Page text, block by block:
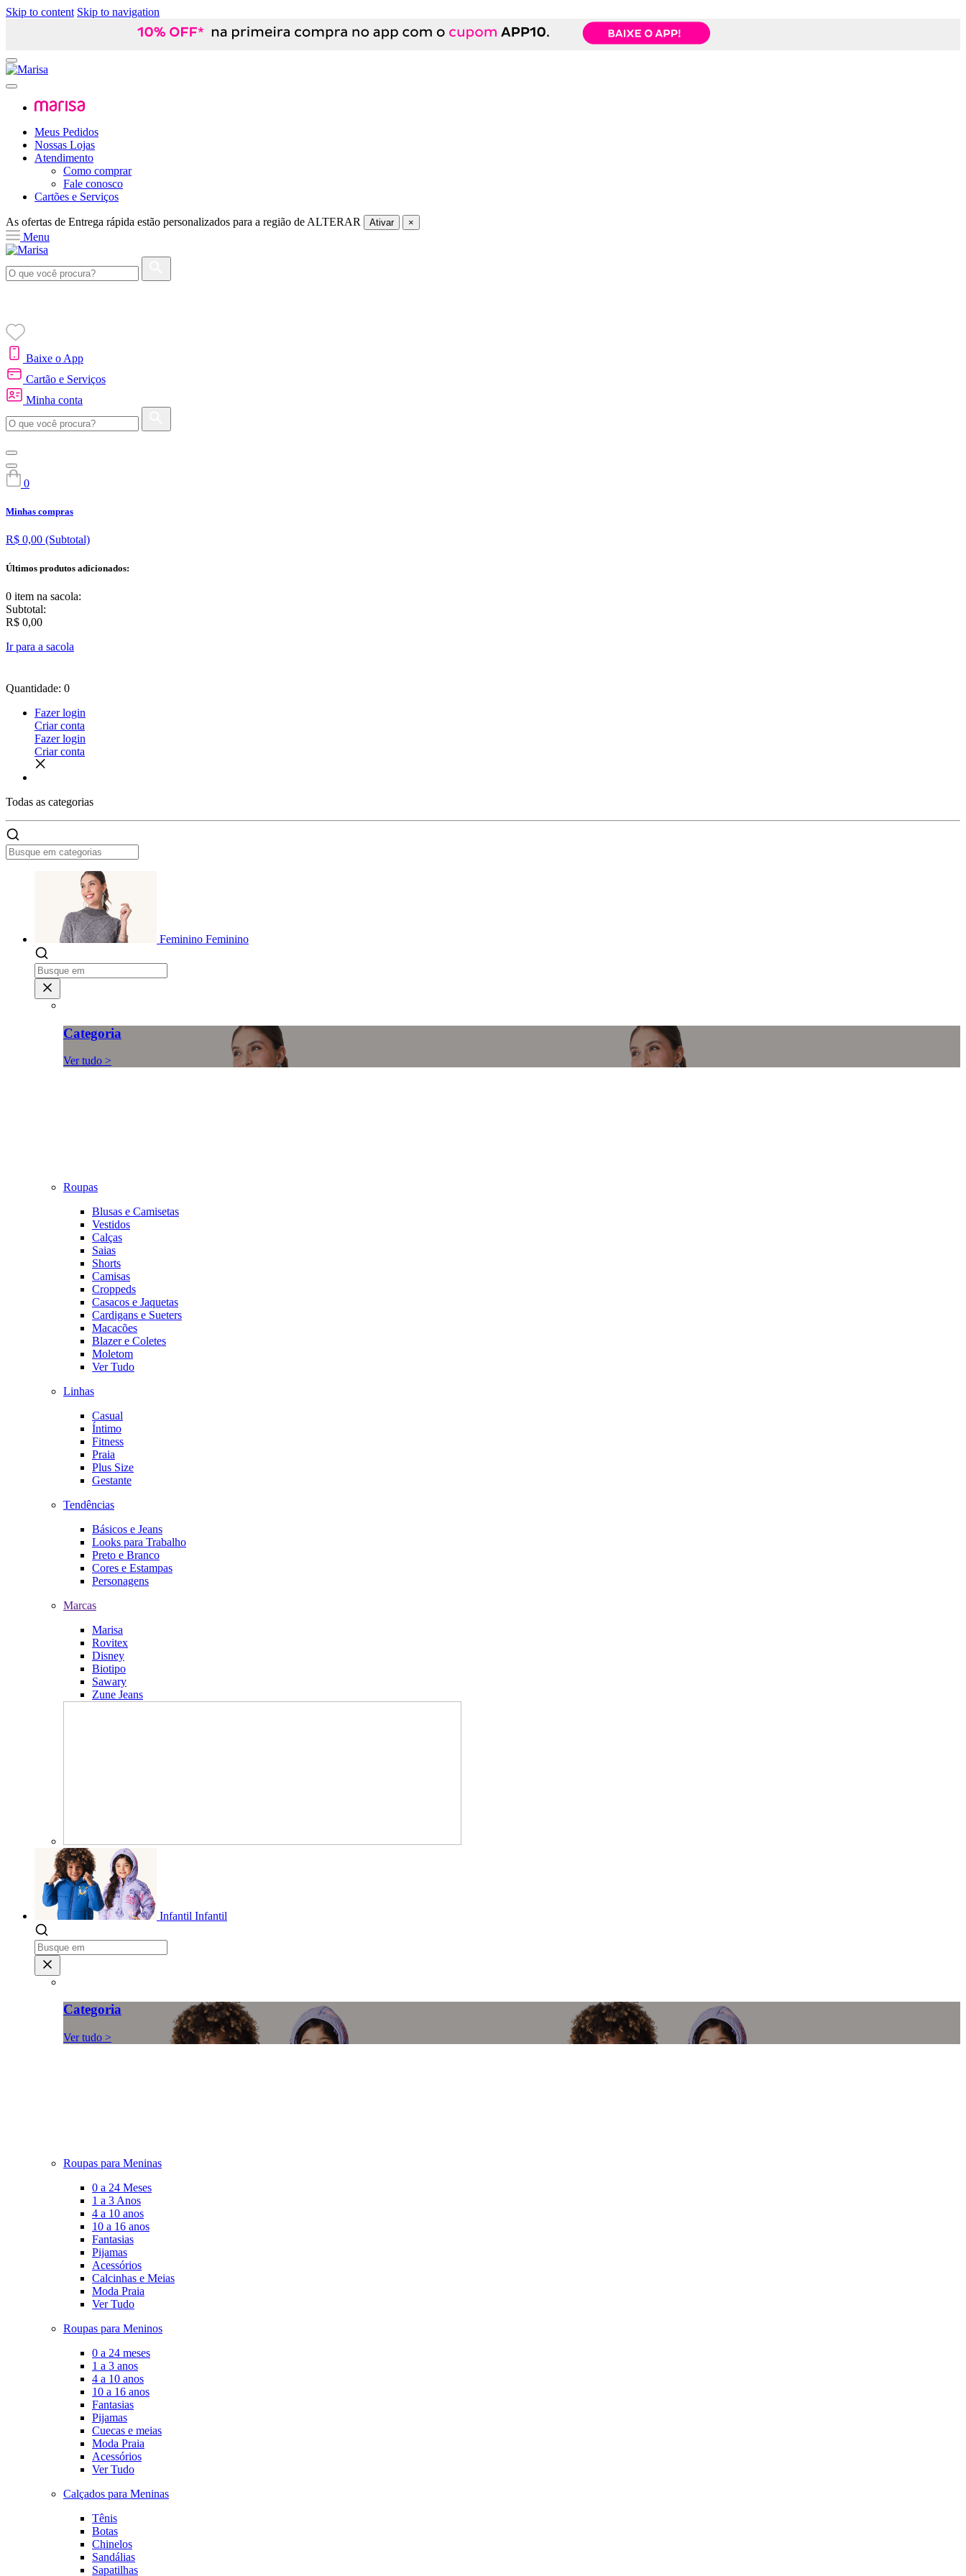
Skip to content Skip to navigation
Meus Pedidos
Nossas Lojas
Atendimento
Como comprar
Fale conosco
Cartões e Serviços
As ofertas de Entrega rápida estão personalizados para a região de ALTERAR Ativar ×
Menu
Baixe o App
Cartão e Serviços
Minha conta
0
Minhas compras
R$ 0,00 (Subtotal)
Últimos produtos adicionados:
0 item na sacola:
Subtotal:
R$ 0,00
Ir para a sacola
Quantidade: 0
Fazer login
Criar conta
Fazer login
Criar conta
Todas as categorias
Feminino Feminino
Categoria
Ver tudo >
Roupas
Blusas e Camisetas
Vestidos
Calças
Saias
Shorts
Camisas
Croppeds
Casacos e Jaquetas
Cardigans e Sueters
Macacões
Blazer e Coletes
Moletom
Ver Tudo
Linhas
Casual
Íntimo
Fitness
Praia
Plus Size
Gestante
Tendências
Básicos e Jeans
Looks para Trabalho
Preto e Branco
Cores e Estampas
Personagens
Marcas
Marisa
Rovitex
Disney
Biotipo
Sawary
Zune Jeans
Infantil Infantil
Categoria
Ver tudo >
Roupas para Meninas
0 a 24 Meses
1 a 3 Anos
4 a 10 anos
10 a 16 anos
Fantasias
Pijamas
Acessórios
Calcinhas e Meias
Moda Praia
Ver Tudo
Roupas para Meninos
0 a 24 meses
1 a 3 anos
4 a 10 anos
10 a 16 anos
Fantasias
Pijamas
Cuecas e meias
Moda Praia
Acessórios
Ver Tudo
Calçados para Meninas
Tênis
Botas
Chinelos
Sandálias
Sapatilhas